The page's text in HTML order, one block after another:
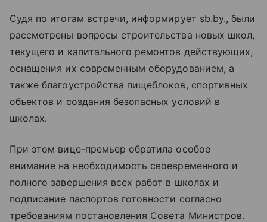
Судя по итогам встречи, информирует sb.by., были
рассмотрены вопросы строительства новых школ,
текущего и капитального ремонтов действующих,
оснащения их современным оборудованием, а
также благоустройства пищеблоков, спортивных
объектов и создания безопасных условий в
школах.
При этом вице-премьер обратила особое
внимание на необходимость своевременного и
полного завершения всех работ в школах и
подписание паспортов готовности согласно
требованиям постановления Совета Министров.